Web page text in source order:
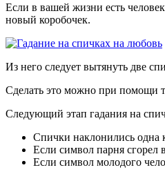
Если в вашей жизни есть
новый коробочек.
Из него следует вытянуть две
Сделать это можно при помощи
Следующий этап гадания на
Спички наклонились одна
Если символ парня
Если символ молодого